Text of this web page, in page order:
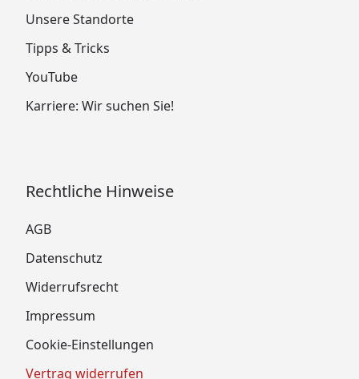
Unsere Standorte
Tipps & Tricks
YouTube
Karriere: Wir suchen Sie!
Rechtliche Hinweise
AGB
Datenschutz
Widerrufsrecht
Impressum
Cookie-Einstellungen
Vertrag widerrufen